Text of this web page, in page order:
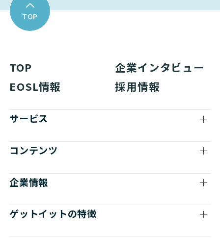
TOP
TOP
企業インタビュー
EOSL情報
採用情報
サービス
コンテンツ
企業情報
ゲットイットの特徴